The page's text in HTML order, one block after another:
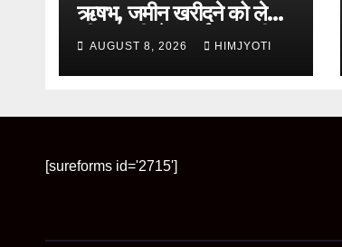
ऋषभ, जमीन खरीदने को लेकर
सीएम धामी से लगाई मदद की
गुहार
AUGUST 8, 2026 HIMJYOTI
[sureforms id='2715']